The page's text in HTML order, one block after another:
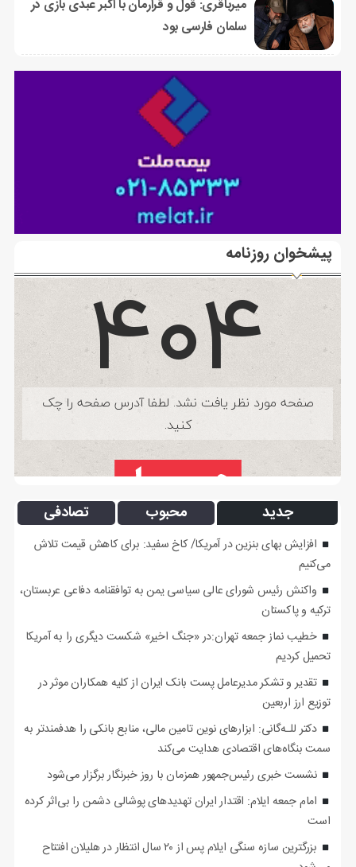
میرباقری: قول و قرارمان با اکبر عبدی بازی در
سلمان فارسی بود
پیشخوان روزنامه
جدید محبوب تصادفی
افزایش بهای بنزین در آمریکا/ کاخ سفید: برای کاهش قیمت تلاش
می‌کنیم
واکنش رئیس شورای عالی سیاسی یمن به توافقنامه دفاعی عربستان،
ترکیه و پاکستان
خطیب نماز جمعه تهران:در «جنگ اخیر» شکست دیگری را به آمریکا
تحمیل کردیم
تقدیر و تشکر مدیرعامل پست بانک ایران از کلیه همکاران موثر در
توزیع ارز اربعین
دکتر للـه‌گانی: ابزارهای نوین تامین مالی، منابع بانکی را هدفمندتر به
سمت بنگاه‌های اقتصادی هدایت می‌کند
نشست خبری رئیس‌جمهور همزمان با روز خبرنگار برگزار می‌شود
امام جمعه ایلام: اقتدار ایران تهدیدهای پوشالی دشمن را بی‌اثر کرده
است
بزرگترین سازه سنگی ایلام پس از ۲۰ سال انتظار در هلیلان افتتاح